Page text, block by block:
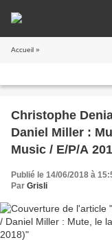
Accueil »
Christophe
Daniel Miller :
Music / E/P/A
Publié le 14/06/2018 à
Par Grisli